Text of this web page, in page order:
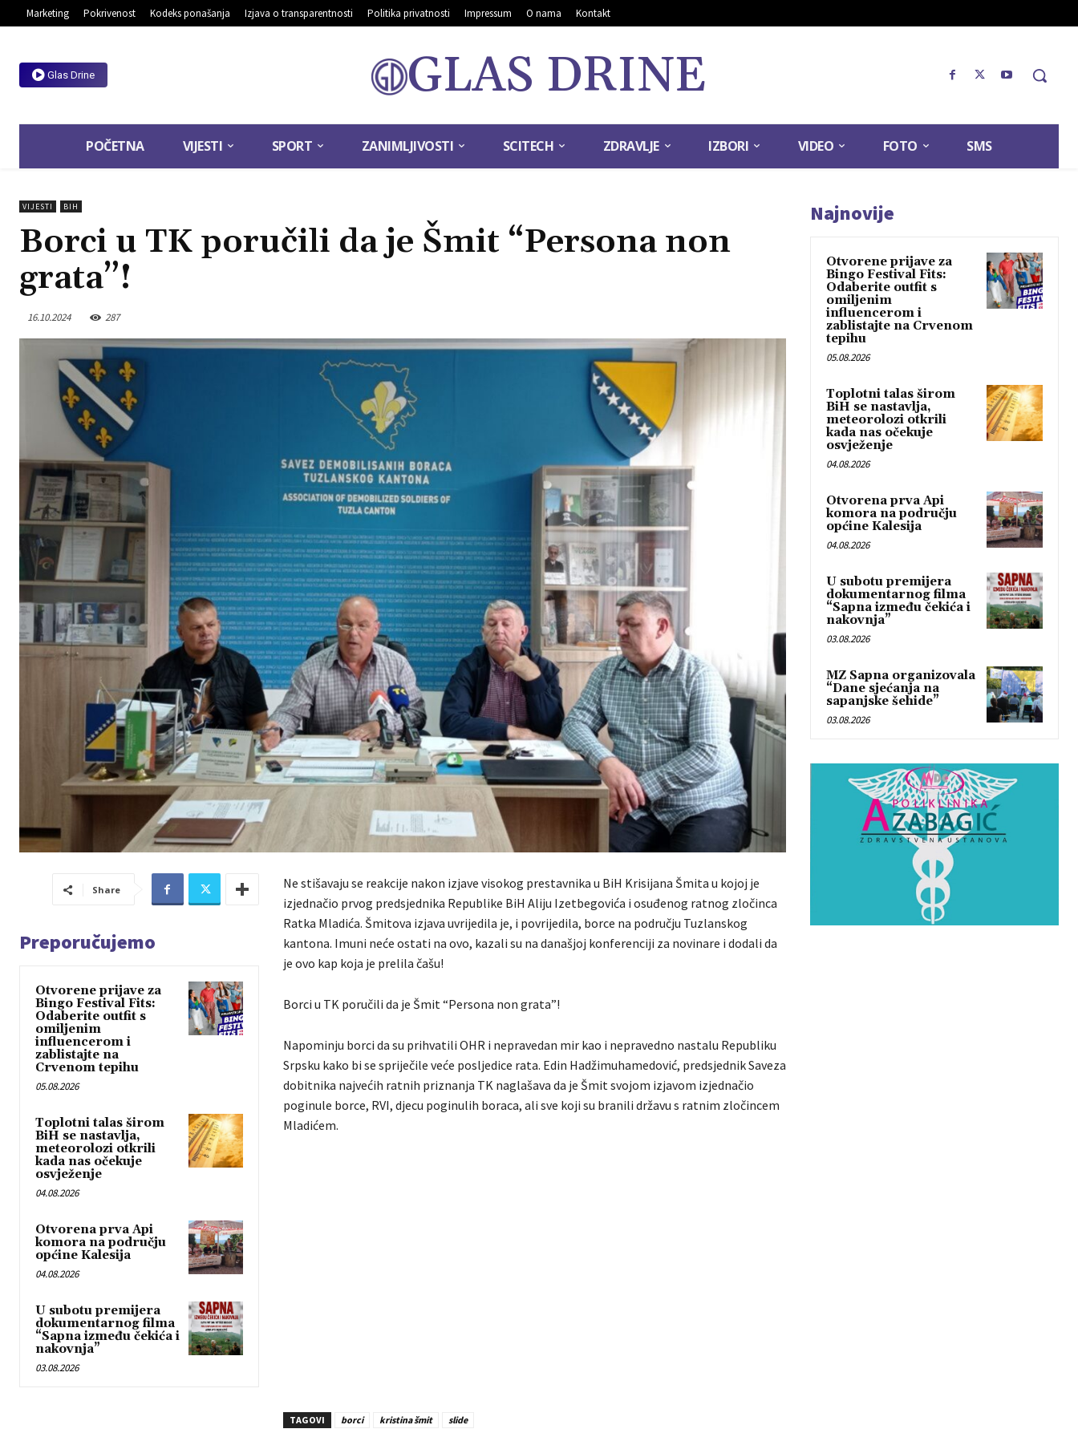
Marketing Pokrivenost Kodeks ponašanja Izjava o transparentnosti Politika privatnosti Impressum O nama Kontakt
Glas Drine GLAS DRINE
POČETNA VIJESTI SPORT ZANIMLJIVOSTI SCITECH ZDRAVLJE IZBORI VIDEO FOTO SMS
VIJESTI BIH
Borci u TK poručili da je Šmit “Persona non
grata”!
16.10.2024 287
Share
Preporučujemo
Otvorene prijave za
Bingo Festival Fits:
Odaberite outfit s
omiljenim
influencerom i
zablistajte na
Crvenom tepihu
05.08.2026
Toplotni talas širom
BiH se nastavlja,
meteorolozi otkrili
kada nas očekuje
osvježenje
04.08.2026
Otvorena prva Api
komora na području
općine Kalesija
04.08.2026
U subotu premijera
dokumentarnog filma
“Sapna između čekića i
nakovnja”
03.08.2026
Ne stišavaju se reakcije nakon izjave visokog prestavnika u BiH Krisijana Šmita u kojoj je
izjednačio prvog predsjednika Republike BiH Aliju Izetbegovića i osuđenog ratnog zločinca
Ratka Mladića. Šmitova izjava uvrijedila je, i povrijedila, borce na području Tuzlanskog
kantona. Imuni neće ostati na ovo, kazali su na današjoj konferenciji za novinare i dodali da
je ovo kap koja je prelila čašu!
Borci u TK poručili da je Šmit “Persona non grata”!
Napominju borci da su prihvatili OHR i nepravedan mir kao i nepravedno nastalu Republiku
Srpsku kako bi se spriječile veće posljedice rata. Edin Hadžimuhamedović, predsjednik Saveza
dobitnika najvećih ratnih priznanja TK naglašava da je Šmit svojom izjavom izjednačio
poginule borce, RVI, djecu poginulih boraca, ali sve koji su branili državu s ratnim zločincem
Mladićem.
TAGOVI borci kristina šmit slide
Najnovije
Otvorene prijave za
Bingo Festival Fits:
Odaberite outfit s
omiljenim
influencerom i
zablistajte na Crvenom
tepihu
05.08.2026
Toplotni talas širom
BiH se nastavlja,
meteorolozi otkrili
kada nas očekuje
osvježenje
04.08.2026
Otvorena prva Api
komora na području
općine Kalesija
04.08.2026
U subotu premijera
dokumentarnog filma
“Sapna između čekića i
nakovnja”
03.08.2026
MZ Sapna organizovala
“Dane sjećanja na
sapanjske šehide”
03.08.2026